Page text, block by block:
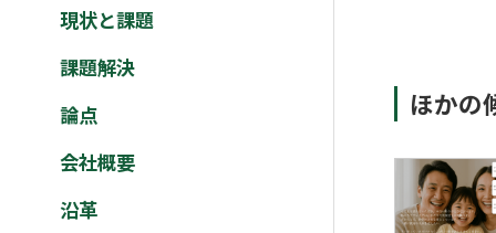
現状と課題
課題解決
論点
会社概要
沿革
ほかの